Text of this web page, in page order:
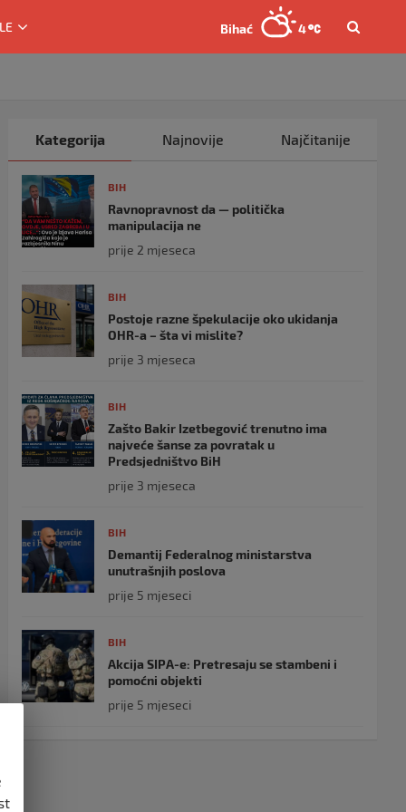
Bihać 4
Kategorija Najnovije Najčitanije
BIH
Ravnopravnost da — politička
manipulacija ne
prije 2 mjeseca
BIH
Postoje razne špekulacije oko ukidanja
OHR-a – šta vi mislite?
prije 3 mjeseca
BIH
Zašto Bakir Izetbegović trenutno ima
najveće šanse za povratak u
Predsjedništvo BiH
prije 3 mjeseca
BIH
Demantij Federalnog ministarstva
unutrašnjih poslova
prije 5 mjeseci
BIH
Akcija SIPA-e: Pretresaju se stambeni i
pomoćni objekti
prije 5 mjeseci